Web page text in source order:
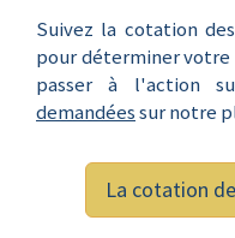
Suivez la cotation
pour déterminer votre
passer à l'action
demandéessur notre
La cotation